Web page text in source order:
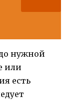
нужной
или
есть